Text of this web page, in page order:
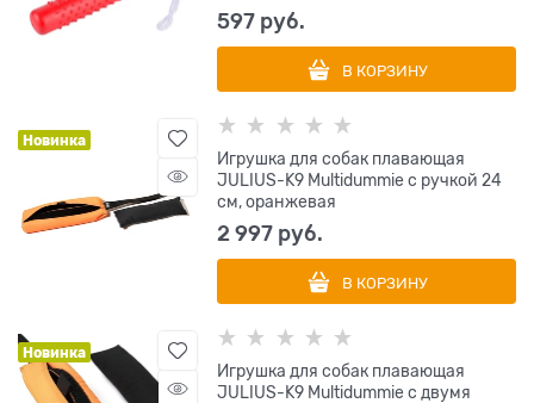
597 руб.
В КОРЗИНУ
Новинка
Игрушка для собак плавающая
JULIUS-K9 Multidummie с ручкой 24
см, оранжевая
2 997 руб.
В КОРЗИНУ
Новинка
Игрушка для собак плавающая
JULIUS-K9 Multidummie с двумя